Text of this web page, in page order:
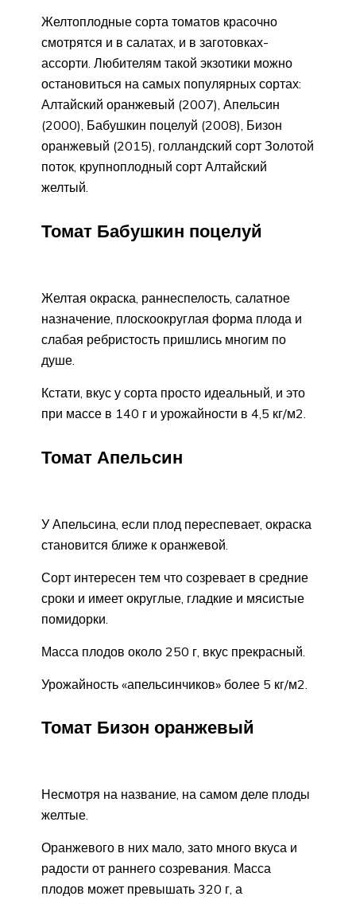
Желтоплодные сорта томатов красочно
смотрятся и в салатах, и в заготовках-
ассорти. Любителям такой экзотики можно
остановиться на самых популярных сортах:
Алтайский оранжевый (2007), Апельсин
(2000), Бабушкин поцелуй (2008), Бизон
оранжевый (2015), голландский сорт Золотой
поток, крупноплодный сорт Алтайский
желтый.
Томат Бабушкин поцелуй
Желтая окраска, раннеспелость, салатное
назначение, плоскоокруглая форма плода и
слабая ребристость пришлись многим по
душе.
Кстати, вкус у сорта просто идеальный, и это
при массе в 140 г и урожайности в 4,5 кг/м2.
Томат Апельсин
У Апельсина, если плод переспевает, окраска
становится ближе к оранжевой.
Сорт интересен тем что созревает в средние
сроки и имеет округлые, гладкие и мясистые
помидорки.
Масса плодов около 250 г, вкус прекрасный.
Урожайность «апельсинчиков» более 5 кг/м2.
Томат Бизон оранжевый
Несмотря на название, на самом деле плоды
желтые.
Оранжевого в них мало, зато много вкуса и
радости от раннего созревания. Масса
плодов может превышать 320 г, а